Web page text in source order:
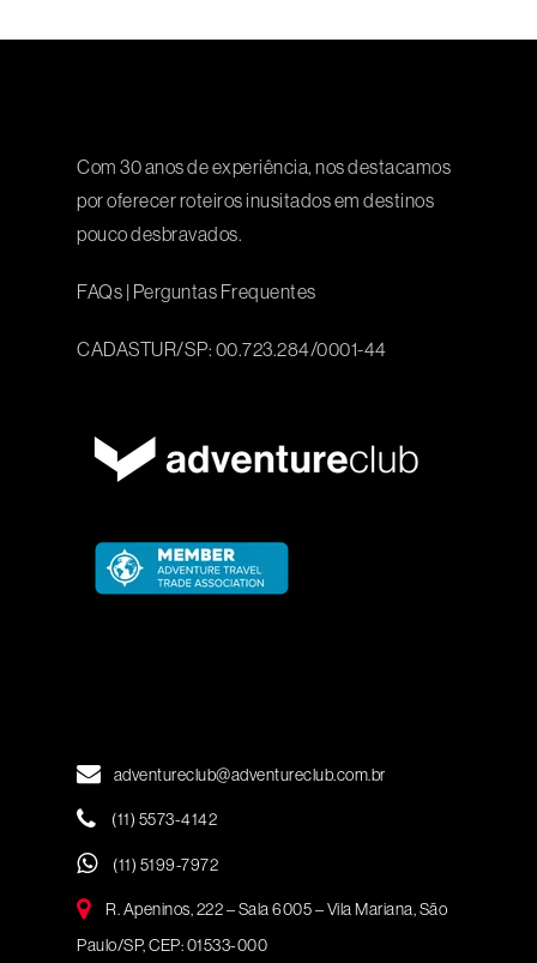
Com 30 anos de experiência, nos destacamos
por oferecer roteiros inusitados em destinos
pouco desbravados.
FAQs | Perguntas Frequentes
CADASTUR/SP: 00.723.284/0001-44
adventureclub@adventureclub.com.br
(11) 5573-4142
(11) 5199-7972
R. Apeninos, 222 – Sala 6005 – Vila Mariana, São
Paulo/SP, CEP: 01533-000